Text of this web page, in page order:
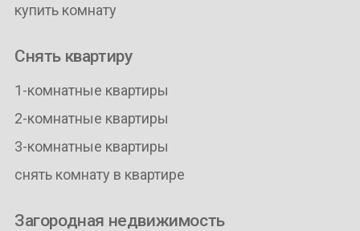
купить комнату
Снять квартиру
1-комнатные квартиры
2-комнатные квартиры
3-комнатные квартиры
снять комнату в квартире
Загородная недвижимость